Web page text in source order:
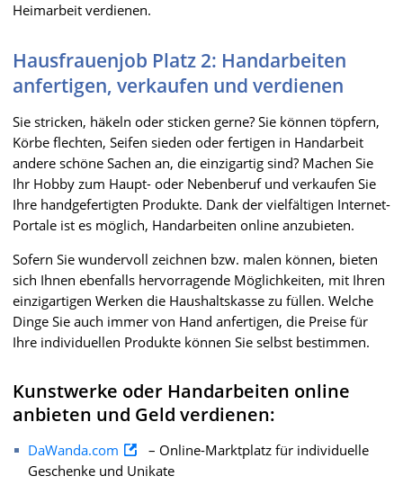
Heimarbeit verdienen.
Hausfrauenjob Platz 2: Handarbeiten
anfertigen, verkaufen und verdienen
Sie stricken, häkeln oder sticken gerne? Sie können töpfern,
Körbe flechten, Seifen sieden oder fertigen in Handarbeit
andere schöne Sachen an, die einzigartig sind? Machen Sie
Ihr Hobby zum Haupt- oder Nebenberuf und verkaufen Sie
Ihre handgefertigten Produkte. Dank der vielfältigen Internet-
Portale ist es möglich, Handarbeiten online anzubieten.
Sofern Sie wundervoll zeichnen bzw. malen können, bieten
sich Ihnen ebenfalls hervorragende Möglichkeiten, mit Ihren
einzigartigen Werken die Haushaltskasse zu füllen. Welche
Dinge Sie auch immer von Hand anfertigen, die Preise für
Ihre individuellen Produkte können Sie selbst bestimmen.
Kunstwerke oder Handarbeiten online
anbieten und Geld verdienen:
DaWanda.com
– Online-Marktplatz für individuelle
Geschenke und Unikate